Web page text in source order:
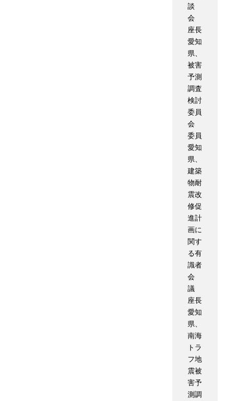
談
会
座長
愛知
県、
被害
予測
調査
検討
委員
会
委員
愛知
県、
建築
物耐
震改
修促
進計
画に
関す
る有
識者
会
議
座長
愛知
県、
南海
トラ
フ地
震被
害予
測調